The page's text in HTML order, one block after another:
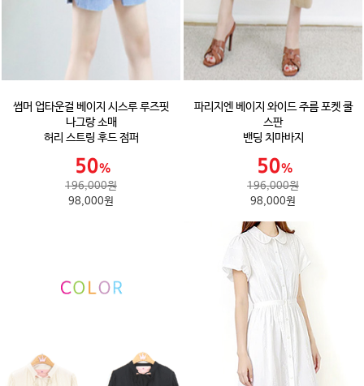
썸머 업타운걸 베이지 시스루 루즈핏
나그랑 소매
허리 스트링 후드 점퍼
196,000원
98,000원
파리지엔 베이지 와이드 주름 포켓 쿨
스판
밴딩 치마바지
196,000원
98,000원